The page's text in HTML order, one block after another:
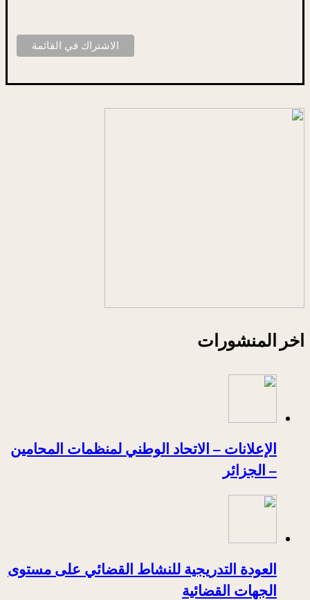
اخر المنشورات
الإعلانات – الاتحاد الوطني لمنظمات المحامين
– الجزائر
العودة التدريجية للنشاط القضائي على مستوى
الجهات القضائية